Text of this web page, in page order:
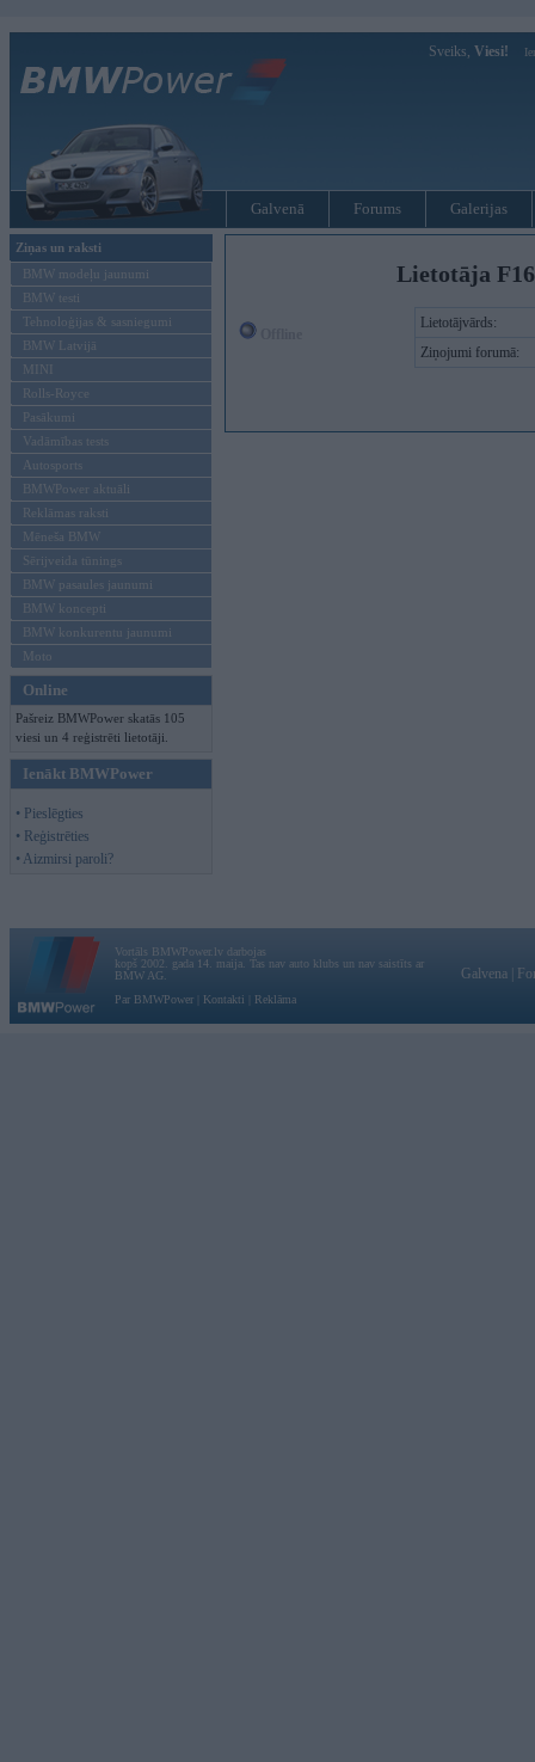
Sveiks, Viesi!
Galvenā Forums Galerijas
Ziņas un raksti
BMW modeļu jaunumi
BMW testi
Tehnoloģijas & sasniegumi
BMW Latvijā
MINI
Rolls-Royce
Pasākumi
Vadāmības tests
Autosports
BMWPower aktuāli
Reklāmas raksti
Mēneša BMW
Sērijveida tūnings
BMW pasaules jaunumi
BMW koncepti
BMW konkurentu jaunumi
Moto
Online
Pašreiz BMWPower skatās 105
viesi un 4 reģistrēti lietotāji.
Ienākt BMWPower
• Pieslēgties
• Reģistrēties
• Aizmirsi paroli?
Lietotāja
Lietotājvārds:
Ziņojumi forumā:
Vortāls BMWPower.lv darbojas
kopš 2002. gada 14. maija. Tas nav auto klubs un nav saistīts ar
BMW AG.
Par BMWPower
Kontakti Reklāma
Galvena